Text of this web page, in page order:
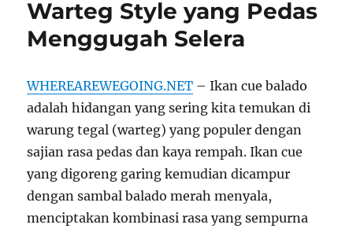
Warteg Style yang Pedas
Menggugah Selera
WHEREAREWEGOING.NET – Ikan cue balado
adalah hidangan yang sering kita temukan di
warung tegal (warteg) yang populer dengan
sajian rasa pedas dan kaya rempah. Ikan cue
yang digoreng garing kemudian dicampur
dengan sambal balado merah menyala,
menciptakan kombinasi rasa yang sempurna